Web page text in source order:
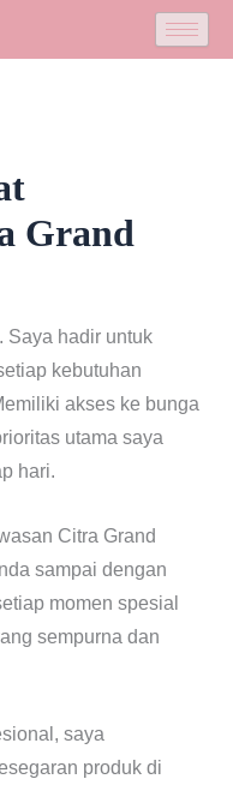
Grand
Saya hadir untuk
kebutuhan
akses ke bunga
utama saya
hari.
Citra Grand
sampai dengan
momen spesial
sempurna dan
saya
produk di